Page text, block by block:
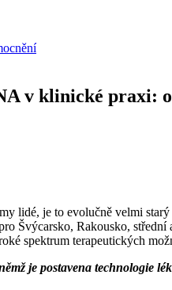
v klinické praxi:
lidé, je to evolučně velmi
Švýcarsko, Rakousko,
spektrum terapeutických
je postavena technologie